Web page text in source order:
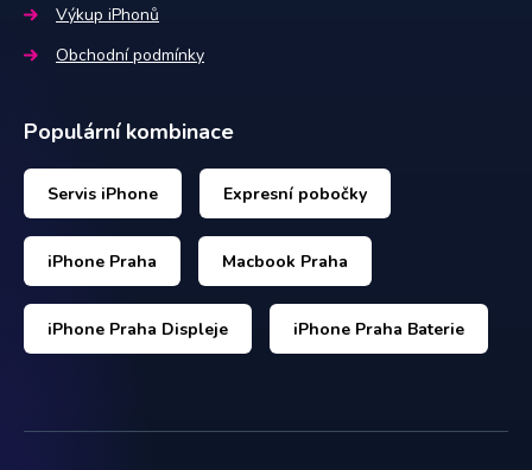
Výkup iPhonů
Obchodní podmínky
Populární kombinace
Servis iPhone Expresní pobočky
iPhone Praha Macbook Praha
iPhone Praha Displeje iPhone Praha Baterie